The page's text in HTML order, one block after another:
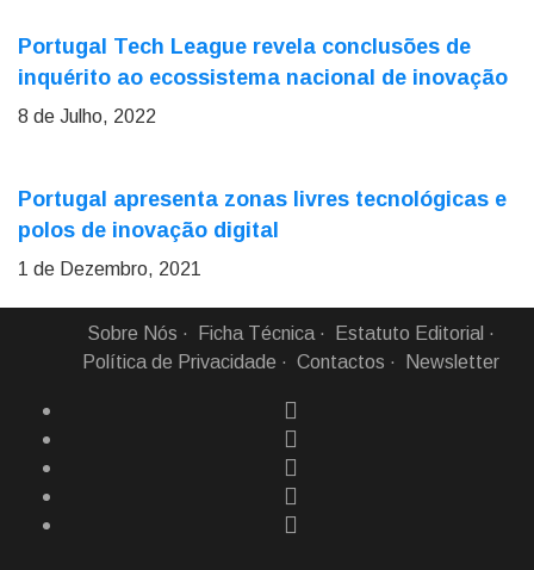
Portugal Tech League revela conclusões de
inquérito ao ecossistema nacional de inovação
8 de Julho, 2022
Portugal apresenta zonas livres tecnológicas e
polos de inovação digital
1 de Dezembro, 2021
Sobre Nós Ficha Técnica
Estatuto Editorial
Política de Privacidade
Contactos Newsletter